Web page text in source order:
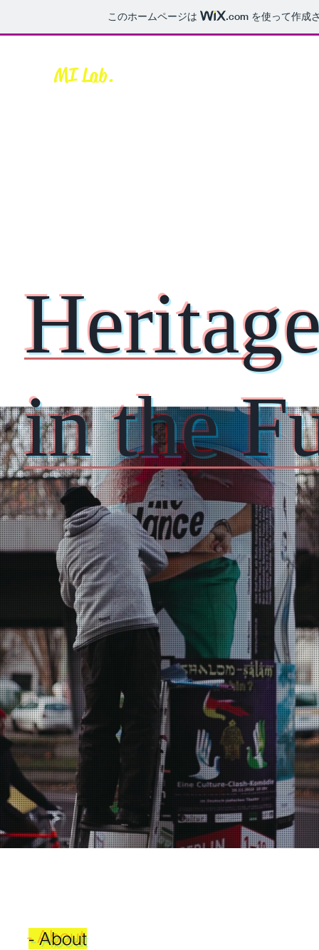
このホームページは .comを使って作成
MI Lab.
in the
- About